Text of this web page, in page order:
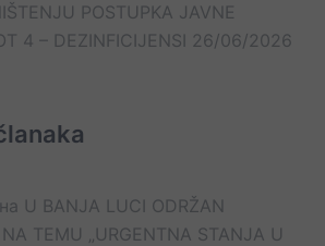
POSTUPKA JAVNE
4 – DEZINFICIJENSI 26/06/2026
на U BANJA LUCI ODRŽAN
TEMU „URGENTNA STANJA U